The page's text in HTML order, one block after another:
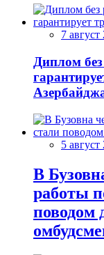
7 август
Диплом
5 август
В
работы
поводом